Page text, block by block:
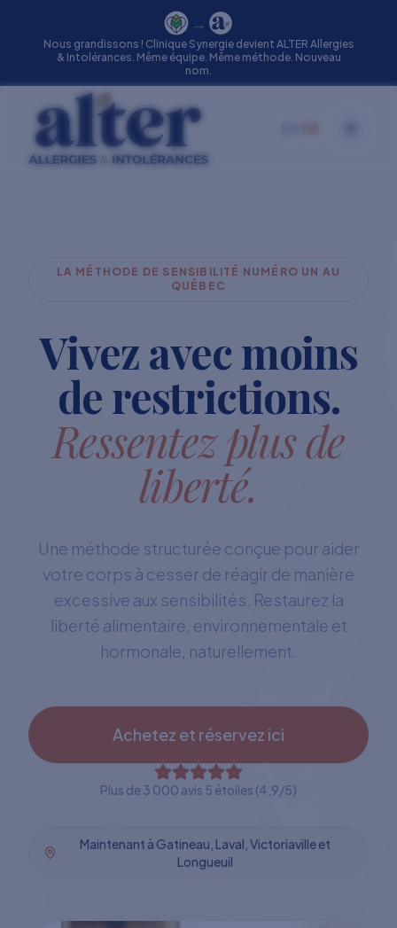
→
Nous grandissons ! Clinique Synergie devient ALTER Allergies
& Intolérances. Même équipe. Même méthode. Nouveau
nom.
LA MÉTHODE DE SENSIBILITÉ NUMÉRO UN AU
QUÉBEC
Vivez avec moins
de restrictions.
Ressentez plus de
liberté.
Une méthode structurée conçue pour aider
votre corps à cesser de réagir de manière
excessive aux sensibilités. Restaurez la
liberté alimentaire, environnementale et
hormonale, naturellement.
Achetez et réservez ici
Plus de 3 000 avis 5 étoiles (4,9/5)
Maintenant à Gatineau, Laval, Victoriaville et
Longueuil